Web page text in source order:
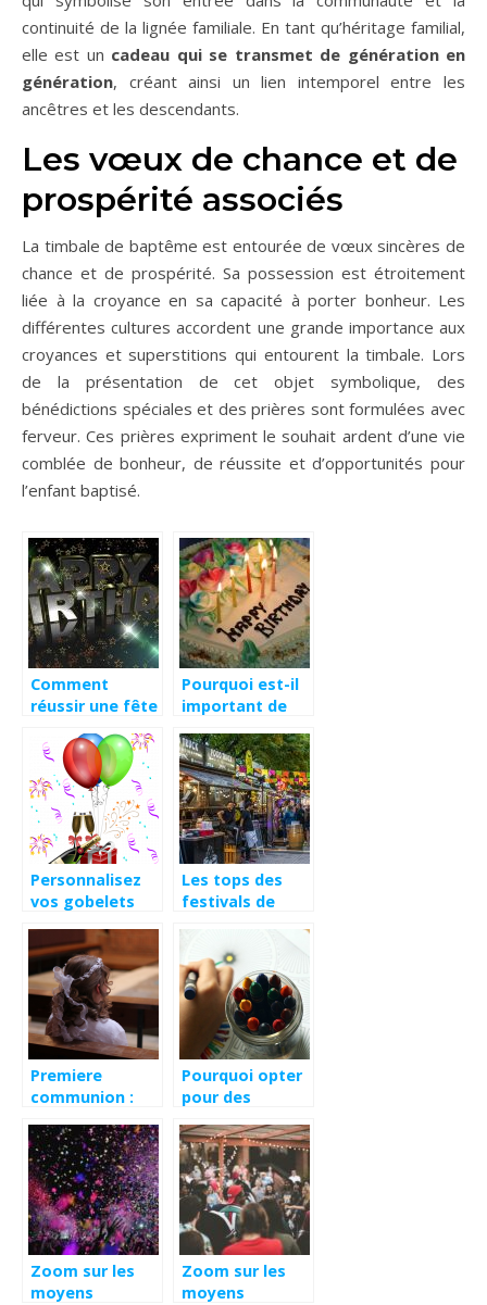
continuité de la lignée familiale. En tant qu’héritage familial,
elle est un cadeau qui se transmet de génération en
génération, créant ainsi un lien intemporel entre les
ancêtres et les descendants.
Les vœux de chance et de
prospérité associés
La timbale de baptême est entourée de vœux sincères de
chance et de prospérité. Sa possession est étroitement
liée à la croyance en sa capacité à porter bonheur. Les
différentes cultures accordent une grande importance aux
croyances et superstitions qui entourent la timbale. Lors
de la présentation de cet objet symbolique, des
bénédictions spéciales et des prières sont formulées avec
ferveur. Ces prières expriment le souhait ardent d’une vie
comblée de bonheur, de réussite et d’opportunités pour
l’enfant baptisé.
Comment
réussir une fête
pour ados?
Pourquoi est-il
important de
25ème
anniversaire?
Personnalisez
vos gobelets
évènements
Les tops des
festivals de
Premiere
communion :
obligatoire de
porter une aube
?
Pourquoi opter
pour des
scientifiques
pour la fete de
vos enfants ?
Zoom sur les
moyens
Zoom sur les
moyens